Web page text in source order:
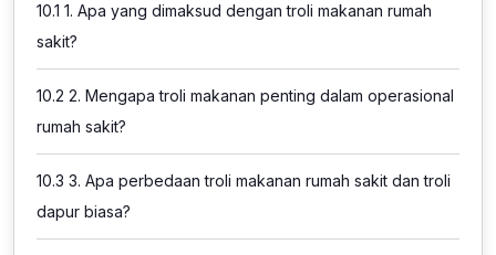
10.1 1. Apa yang dimaksud dengan troli makanan rumah
sakit?
10.2 2. Mengapa troli makanan penting dalam operasional
rumah sakit?
10.3 3. Apa perbedaan troli makanan rumah sakit dan troli
dapur biasa?